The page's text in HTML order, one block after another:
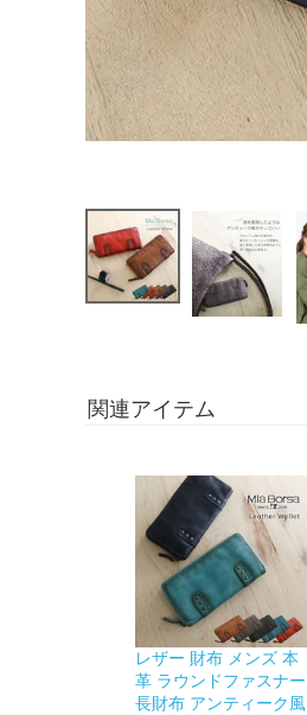
関連アイテム
レザー 財布 メンズ 本
革 ラウンドファスナー
長財布 アンティーク風